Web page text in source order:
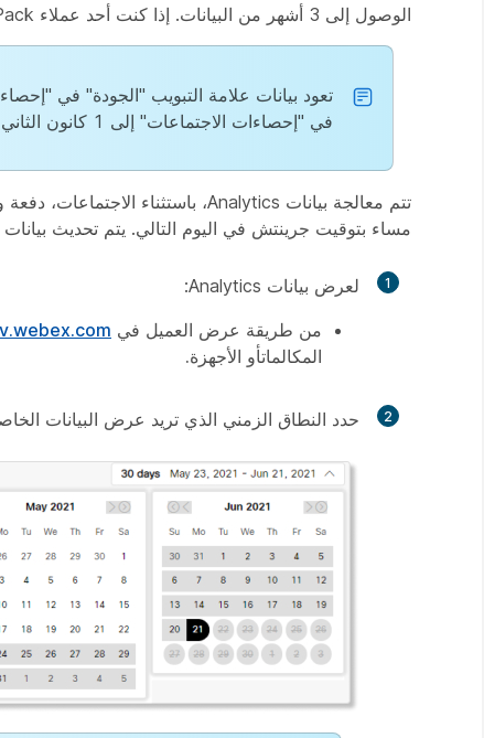
الوصول إلى 3 أشهر من البيانات. إذا كنت أحد عملاء Pro Pack ، فيمكنك الوصول إلى 13 شهرا من البيانات.
في "إحصاءات الاجتماعات" إلى 1 كانون الثاني (يناير) 2021.
مساء بتوقيت جرينتش في اليوم التالي. يتم تحديث بيانات
1
لعرض بيانات Analytics:
من طريقة عرض العميل في
المكالماتأو الأجهزة.
2 حدد النطاق الزمني الذي تريد عرض البيانات